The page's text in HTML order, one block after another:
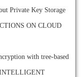
Private Key Storage
ON CLOUD
with tree-based